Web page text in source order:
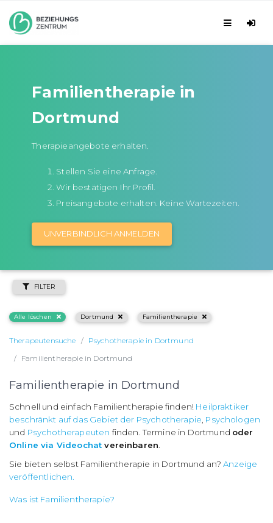
Familientherapie in
Dortmund
Therapieangebote erhalten.
Stellen Sie eine Anfrage.
Wir bestätigen Ihr Profil.
Preisangebote erhalten. Keine Wartezeiten.
UNVERBINDLICH ANMELDEN
FILTER
Alle löschen Dortmund Familientherapie
Therapeutensuche
Psychotherapie in Dortmund
Familientherapie in Dortmund
Familientherapie in Dortmund
Schnell und einfach Familientherapie finden! Heilpraktiker
beschränkt auf das Gebiet der Psychotherapie Psychologen
und Psychotherapeuten finden. Termine in Dortmund oder
Online via Videochat vereinbaren
Sie bieten selbst Familientherapie in Dortmund an?Anzeige
veröffentlichen.
Was ist Familientherapie?